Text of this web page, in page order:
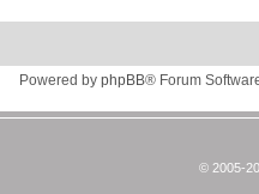
Powered by phpBB® Forum
© 2005-